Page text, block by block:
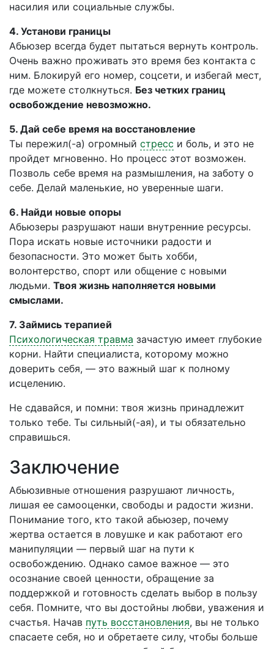
насилия или социальные службы.
4. Установи границы
Абьюзер всегда будет пытаться вернуть контроль.
Очень важно проживать это время без контакта с
ним. Блокируй его номер, соцсети, и избегай мест,
где можете столкнуться. Без четких границ
освобождение невозможно.
5. Дай себе время на восстановление
Ты пережил(-а) огромный стресс и боль, и это не
пройдет мгновенно. Но процесс этот возможен.
Позволь себе время на размышления, на заботу о
себе. Делай маленькие, но уверенные шаги.
6. Найди новые опоры
Абьюзеры разрушают наши внутренние ресурсы.
Пора искать новые источники радости и
безопасности. Это может быть хобби,
волонтерство, спорт или общение с новыми
людьми. Твоя жизнь наполняется новыми
смыслами.
7. Займись терапией
Психологическая травма зачастую имеет глубокие
корни. Найти специалиста, которому можно
доверить себя, — это важный шаг к полному
исцелению.
Не сдавайся, и помни: твоя жизнь принадлежит
только тебе. Ты сильный(-ая), и ты обязательно
справишься.
Заключение
Абьюзивные отношения разрушают личность,
лишая ее самооценки, свободы и радости жизни.
Понимание того, кто такой абьюзер, почему
жертва остается в ловушке и как работают его
манипуляции — первый шаг на пути к
освобождению. Однако самое важное — это
осознание своей ценности, обращение за
поддержкой и готовность сделать выбор в пользу
себя. Помните, что вы достойны любви, уважения и
счастья. Начав путь восстановления, вы не только
спасаете себя, но и обретаете силу, чтобы больше